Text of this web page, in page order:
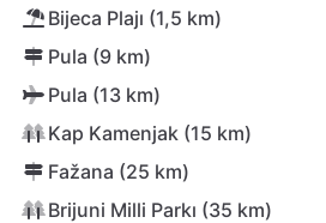
Bijeca Plajı (1,5 km)
Pula (9 km)
Pula (13 km)
Kap Kamenjak (15 km)
Fažana (25 km)
Brijuni Milli Parkı (35 km)